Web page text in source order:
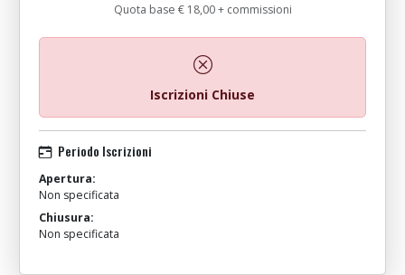
Quota base € 18,00 + commissioni
Iscrizioni Chiuse
Periodo Iscrizioni
Apertura:
Non specificata
Chiusura:
Non specificata